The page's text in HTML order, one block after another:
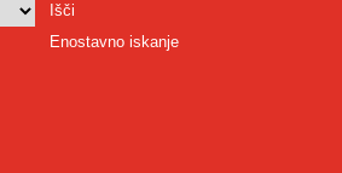
Išči
Enostavno iskanje